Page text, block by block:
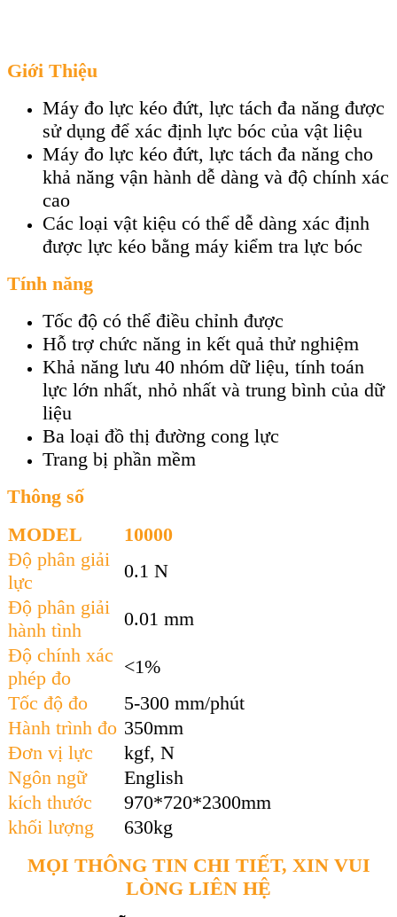
Giới Thiệu
Máy đo lực kéo đứt, lực tách đa năng được
sử dụng để xác định lực bóc của vật liệu
Máy đo lực kéo đứt, lực tách đa năng cho
khả năng vận hành dễ dàng và độ chính xác
cao
Các loại vật kiệu có thể dễ dàng xác định
được lực kéo bằng máy kiểm tra lực bóc
Tính năng
Tốc độ có thể điều chỉnh được
Hỗ trợ chức năng in kết quả thử nghiệm
Khả năng lưu 40 nhóm dữ liệu, tính toán
lực lớn nhất, nhỏ nhất và trung bình của dữ
liệu
Ba loại đồ thị đường cong lực
Trang bị phần mềm
Thông số
MODEL
10000
Độ phân giải
lực
0.1 N
Độ phân giải
hành tình
0.01 mm
Độ chính xác
phép đo
<1%
Tốc độ đo
5-300 mm/phút
Hành trình đo 350mm
Đơn vị lực
kgf, N
Ngôn ngữ
English
kích thước
970*720*2300mm
khối lượng
630kg
MỌI THÔNG TIN CHI TIẾT, XIN VUI
LÒNG LIÊN HỆ